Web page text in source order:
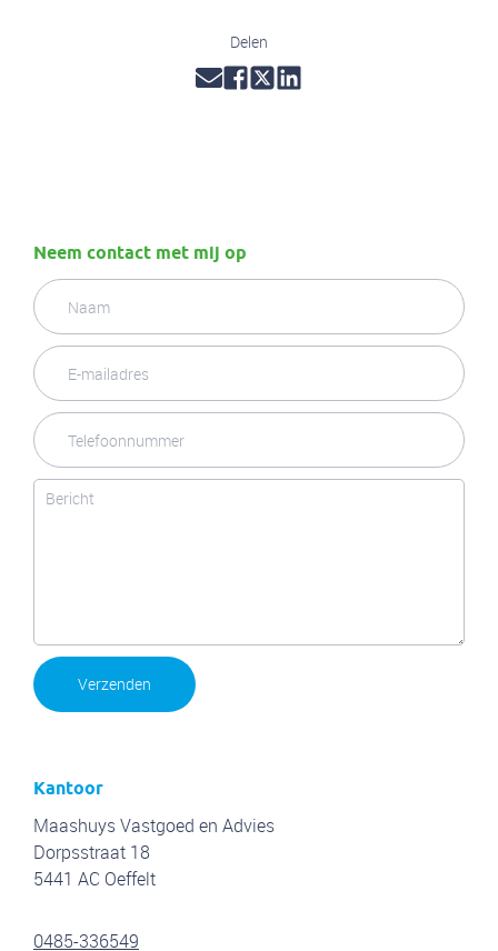
Delen
Neem contact met mij op
Verzenden
Kantoor
Maashuys Vastgoed en Advies
Dorpsstraat 18
5441 AC Oeffelt
0485-336549